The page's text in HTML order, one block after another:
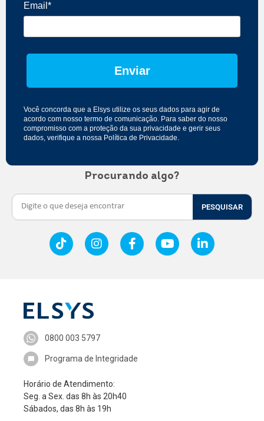
Email*
Enviar
Você concorda que a Elsys utilize os seus dados para agir de
acordo com nosso termo de comunicação. Para saber do nosso
compromisso com a proteção da sua privacidade e gerir seus
dados, verifique a nossa Política de Privacidade.
Procurando algo?
PESQUISAR
0800 003 5797
Programa de Integridade
Horário de Atendimento:
Seg. a Sex. das 8h às 20h40
Sábados, das 8h às 19h